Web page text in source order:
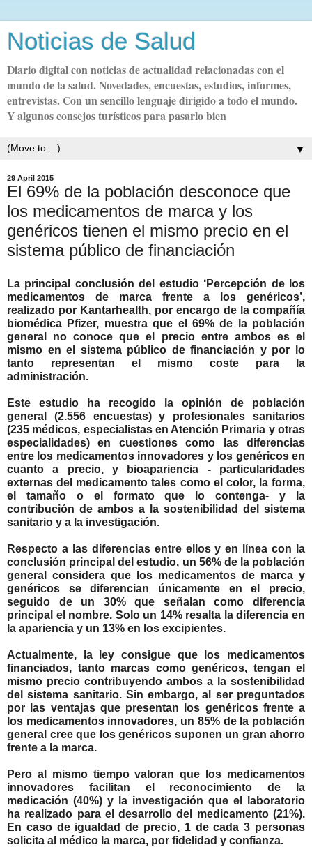
Noticias de Salud
Diario digital con noticias de actualidad relacionadas con el
mundo de la salud. Novedades, encuestas, estudios, informes,
entrevistas. Con un sencillo lenguaje dirigido a todo el mundo.
Y algunos consejos turísticos para pasarlo bien
▼
29 April 2015
El 69% de la población desconoce que
los medicamentos de marca y los
genéricos tienen el mismo precio en el
sistema público de financiación
La principal conclusión del estudio ‘Percepción de los
medicamentos de marca frente a los genéricos’,
realizado por Kantarhealth, por encargo de la compañía
biomédica Pfizer, muestra que el 69% de la población
general no conoce que el precio entre ambos es el
mismo en el sistema público de financiación y por lo
tanto representan el mismo coste para la
administración.
Este estudio ha recogido la opinión de población
general (2.556 encuestas) y profesionales sanitarios
(235 médicos, especialistas en Atención Primaria y otras
especialidades) en cuestiones como las diferencias
entre los medicamentos innovadores y los genéricos en
cuanto a precio, y bioapariencia - particularidades
externas del medicamento tales como el color, la forma,
el tamaño o el formato que lo contenga- y la
contribución de ambos a la sostenibilidad del sistema
sanitario y a la investigación.
Respecto a las diferencias entre ellos y en línea con la
conclusión principal del estudio, un 56% de la población
general considera que los medicamentos de marca y
genéricos se diferencian únicamente en el precio,
seguido de un 30% que señalan como diferencia
principal el nombre. Solo un 14% resalta la diferencia en
la apariencia y un 13% en los excipientes.
Actualmente, la ley consigue que los medicamentos
financiados, tanto marcas como genéricos, tengan el
mismo precio contribuyendo ambos a la sostenibilidad
del sistema sanitario. Sin embargo, al ser preguntados
por las ventajas que presentan los genéricos frente a
los medicamentos innovadores, un 85% de la población
general cree que los genéricos suponen un gran ahorro
frente a la marca.
Pero al mismo tiempo valoran que los medicamentos
innovadores facilitan el reconocimiento de la
medicación (40%) y la investigación que el laboratorio
ha realizado para el desarrollo del medicamento (21%).
En caso de igualdad de precio, 1 de cada 3 personas
solicita al médico la marca, por fidelidad y confianza.